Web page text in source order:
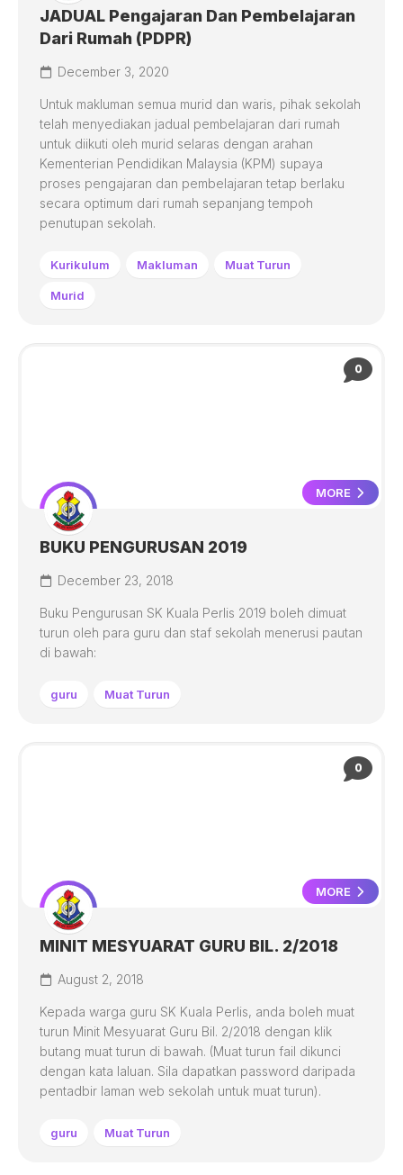
JADUAL Pengajaran Dan Pembelajaran
Dari Rumah (PDPR)
December 3, 2020
Untuk makluman semua murid dan waris, pihak sekolah
telah menyediakan jadual pembelajaran dari rumah
untuk diikuti oleh murid selaras dengan arahan
Kementerian Pendidikan Malaysia (KPM) supaya
proses pengajaran dan pembelajaran tetap berlaku
secara optimum dari rumah sepanjang tempoh
penutupan sekolah.
Kurikulum Makluman Muat Turun
Murid
0
MORE
BUKU PENGURUSAN 2019
December 23, 2018
Buku Pengurusan SK Kuala Perlis 2019 boleh dimuat
turun oleh para guru dan staf sekolah menerusi pautan
di bawah:
guru Muat Turun
0
MORE
MINIT MESYUARAT GURU BIL. 2/2018
August 2, 2018
Kepada warga guru SK Kuala Perlis, anda boleh muat
turun Minit Mesyuarat Guru Bil. 2/2018 dengan klik
butang muat turun di bawah. (Muat turun fail dikunci
dengan kata laluan. Sila dapatkan password daripada
pentadbir laman web sekolah untuk muat turun).
guru Muat Turun